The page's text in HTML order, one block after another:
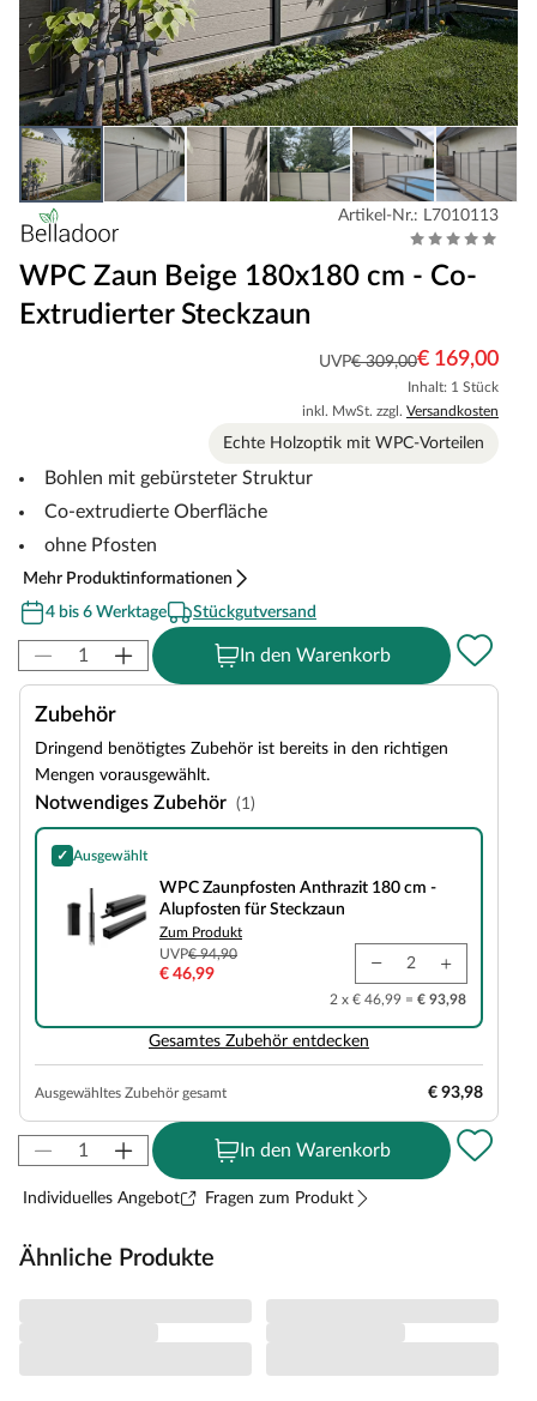
Artikel-Nr.: L7010113
WPC Zaun Beige 180x180 cm - Co-
Extrudierter Steckzaun
UVP€ 309,00€ 169,00
Inhalt: 1 Stück
inkl. MwSt. zzgl. Versandkosten
Echte Holzoptik mit WPC-Vorteilen
Bohlen mit gebürsteter Struktur
Co-extrudierte Oberfläche
ohne Pfosten
Mehr Produktinformationen
4 bis 6 Werktage
Stückgutversand
In den Warenkorb
Zubehör
Dringend benötigtes Zubehör ist bereits in den richtigen
Mengen vorausgewählt.
Notwendiges Zubehör (1)
✓ Ausgewählt
WPC Zaunpfosten Anthrazit 180 cm - Alupfosten für Steckzaun
WPC Zaunpfosten Anthrazit 180 cm -
Alupfosten für Steckzaun
Zum Produkt
UVP€ 94,90
€ 46,99
2 x € 46,99 = € 93,98
Gesamtes Zubehör entdecken
Ausgewähltes Zubehör gesamt € 93,98
In den Warenkorb
Individuelles Angebot Fragen zum Produkt
Ähnliche Produkte